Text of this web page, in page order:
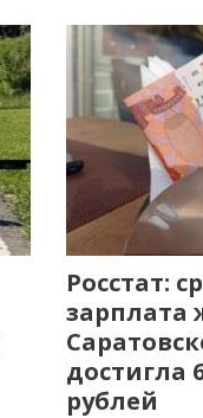
Росстат:
зарплата
достигла
рублей